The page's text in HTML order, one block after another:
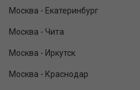
Москва - Екатеринбург
Москва - Чита
Москва - Иркутск
Москва - Краснодар